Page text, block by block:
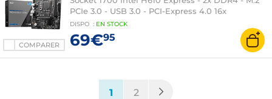
COMPARER
PCIe 3.0 - USB 3.0 - PCI-Express 4.0 16x
DISPO : EN STOCK
69€95
1 (current)
2